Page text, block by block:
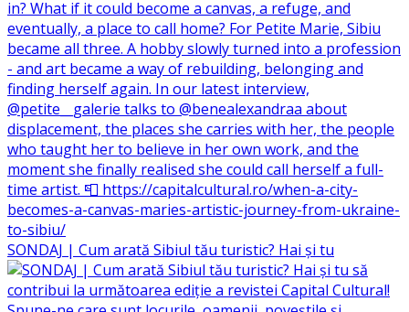
SONDAJ | Cum arată Sibiul tău turistic? Hai și tu